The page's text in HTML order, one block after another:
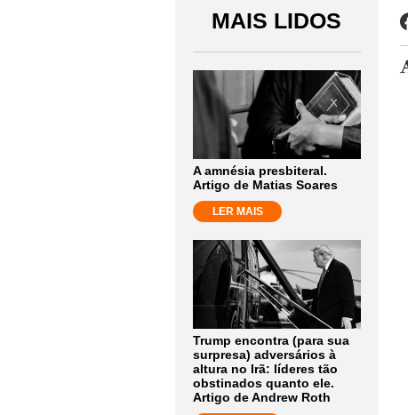
MAIS LIDOS
A amnésia presbiteral.
Artigo de Matias Soares
LER MAIS
Trump encontra (para sua
surpresa) adversários à
altura no Irã: líderes tão
obstinados quanto ele.
Artigo de Andrew Roth